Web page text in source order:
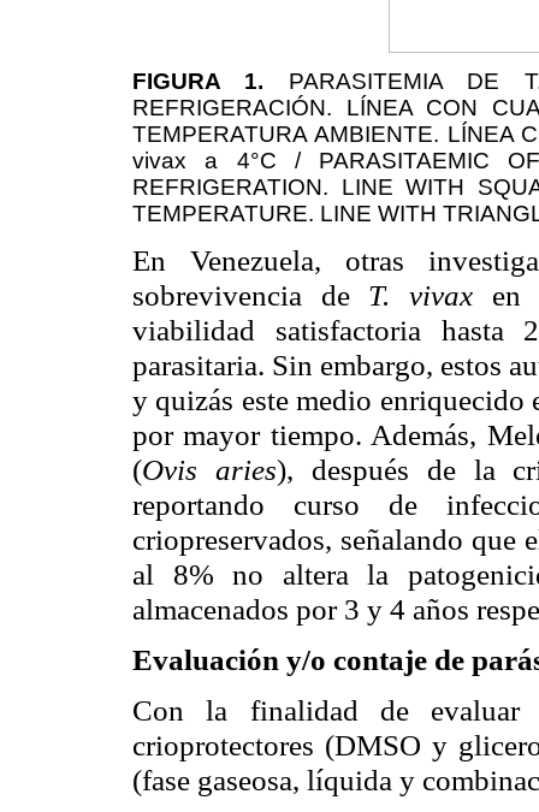
FIGURA 1. PARASITEMIA DE
REFRIGERACIÓN. LÍNEA CON
TEMPERATURA AMBIENTE. LÍNEA
vivax a 4°C / PARASITAEMIC
REFRIGERATION. LINE WITH
TEMPERATURE. LINE WITH
En Venezuela, otras
sobrevivencia de T.vivax en
viabilidad satisfactoria
parasitaria. Sin embargo, estos
y quizás este medio
por mayor tiempo. Además,
(Ovis aries), después de la
reportando curso de
criopreservados, señalando que
al 8% no altera la
almacenados por 3 y 4 años
Evaluación y/o contaje de
Con la finalidad de
crioprotectores (DMSO y
(fase gaseosa, líquida y